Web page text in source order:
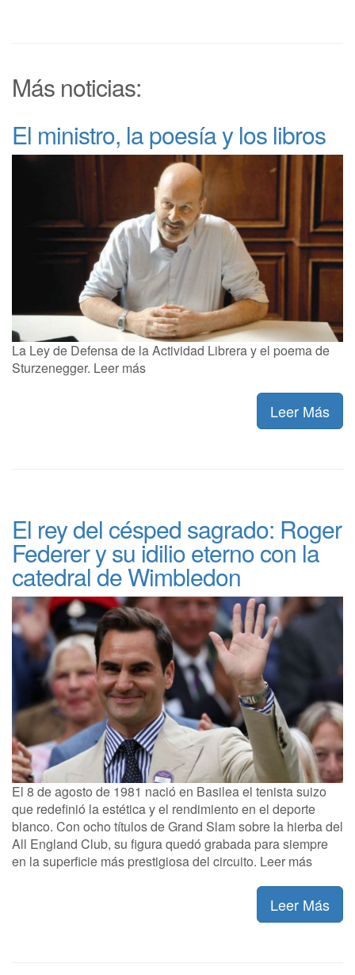
Más noticias:
El ministro, la poesía y los libros
La Ley de Defensa de la Actividad Librera y el poema de
Sturzenegger. Leer más
Leer Más
El rey del césped sagrado: Roger
Federer y su idilio eterno con la
catedral de Wimbledon
El 8 de agosto de 1981 nació en Basilea el tenista suizo
que redefinió la estética y el rendimiento en el deporte
blanco. Con ocho títulos de Grand Slam sobre la hierba del
All England Club, su figura quedó grabada para siempre
en la superficie más prestigiosa del circuito. Leer más
Leer Más